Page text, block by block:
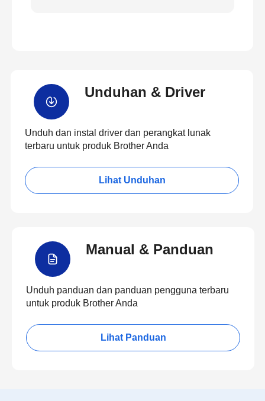
Unduhan & Driver
Unduh dan instal driver dan perangkat lunak
terbaru untuk produk Brother Anda
Lihat Unduhan
Manual & Panduan
Unduh panduan dan panduan pengguna terbaru
untuk produk Brother Anda
Lihat Panduan